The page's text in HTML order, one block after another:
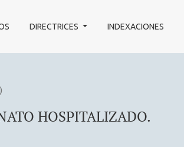
DIRECTRICES INDEXACIONES
HOSPITALIZADO.